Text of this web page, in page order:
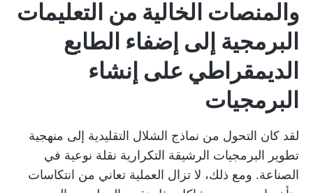
والمنصات الخالية من التعليمات
البرمجية إلى إضفاء الطابع
الديمقراطي على إنشاء
البرمجيات
لقد كان التحول من نماذج الشلال التقليدية إلى منهجية
تطوير البرمجيات الرشيقة التكرارية نقلة نوعية في
الصناعة. ومع ذلك، لا تزال العملية تعاني من انتكاسات